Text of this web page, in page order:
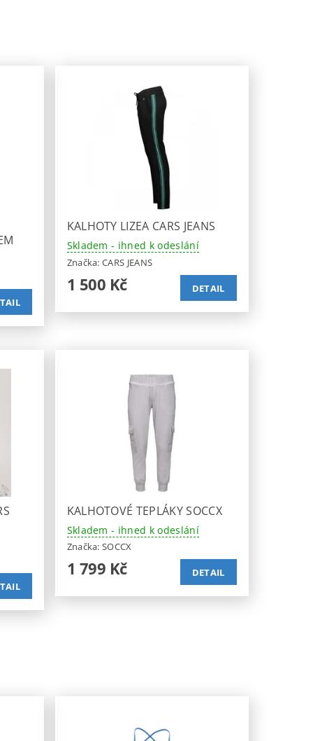
KALHOTY LIZEA CARS JEANS
Skladem - ihned k odeslání
Značka:CARS JEANS
1 500 Kč DETAIL
KALHOTOVÉ TEPLÁKY SOCCX
Skladem - ihned k odeslání
Značka:SOCCX
1 799 Kč DETAIL